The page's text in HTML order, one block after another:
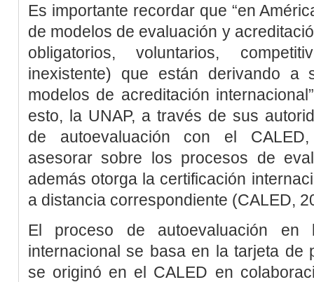
Es importante recordar que “en
de modelos de evaluación y
obligatorios, voluntarios,
inexistente) que están derivando
modelos de acreditación
esto, la UNAP, a través de sus
de autoevaluación con el
asesorar sobre los procesos de
además otorga la certificación
a distancia correspondiente (CALED,
El proceso de autoevaluación en
internacional se basa en la tarjeta de
se originó en el CALED en